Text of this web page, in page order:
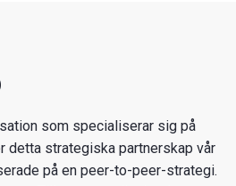
som specialiserar sig på
detta strategiska partnerskap vår
på en peer-to-peer-strategi.